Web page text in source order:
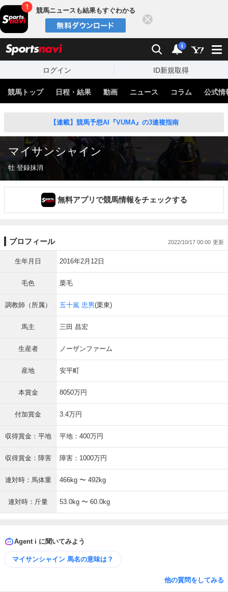
競馬ニュースも結果もすぐわかる
検索 通知
i
ログイン ID新規取得
競馬トップ 日程・結果 動画 ニュース コラム 公式情
【連載】競馬予想AI『VUMA』の3連複指南
マイサンシャイン
牡 登録抹消
無料アプリで競馬情報をチェックする
プロフィール 2022/10/17 00:00
生年月日 2016年2月12日
毛色 栗毛
調教師（所属） 五十嵐 忠男(栗東)
馬主 三田 昌宏
生産者 ノーザンファーム
産地 安平町
本賞金 8050万円
付加賞金 3.4万円
収得賞金：平地 平地：400万円
収得賞金：障害 障害：1000万円
連対時：馬体重 466kg 〜 492kg
連対時：斤量 53.0kg 〜 60.0kg
Agent i に聞いてみよう
マイサンシャイン 馬名の意味は？
他の質問をしてみる